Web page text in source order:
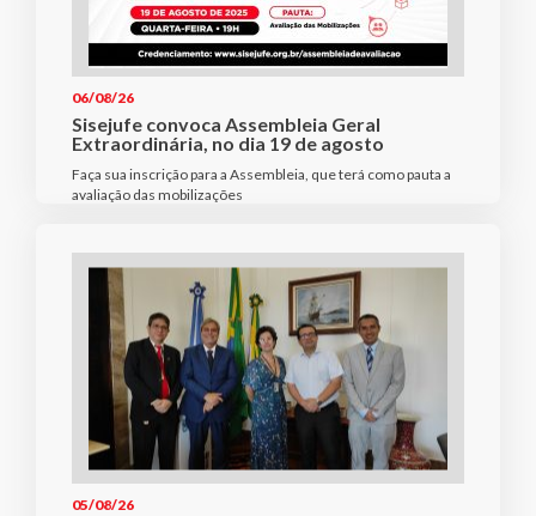
06/08/26
Sisejufe convoca Assembleia Geral
Extraordinária, no dia 19 de agosto
Faça sua inscrição para a Assembleia, que terá como pauta a
avaliação das mobilizações
05/08/26